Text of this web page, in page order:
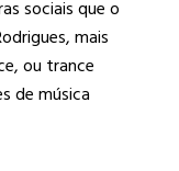
sociais que o
mais
ou trance
de música